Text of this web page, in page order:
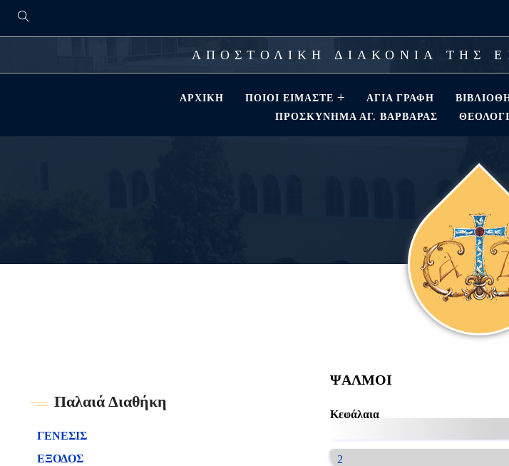
ΑΠΟΣΤΟΛΙΚΗ ΔΙΑΚΟΝΙΑ ΤΗΣ
ΑΡΧΙΚΉ ΠΟΙΟΊ ΕΊΜΑΣΤΕ ΑΓΊΑ ΓΡΑΦΉ
ΠΡΟΣΚΎΝΗΜΑ ΑΓ. ΒΑΡΒΆΡΑΣ
ΨΑΛΜΟΙ
Κεφάλαια
2
Παλαιά Διαθήκη
ΓΕΝΕΣΙΣ
ΕΞΟΔΟΣ